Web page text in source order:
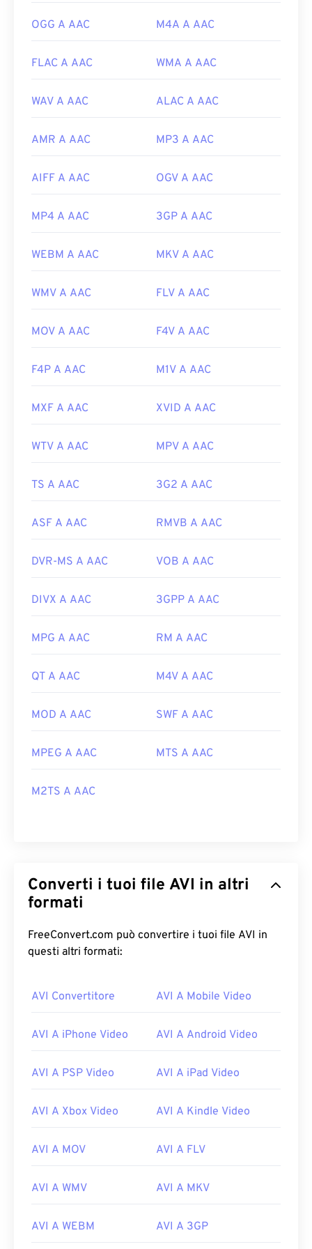
OGG A AAC M4A A AAC
FLAC A AAC WMA A AAC
WAV A AAC ALAC A AAC
AMR A AAC MP3 A AAC
AIFF A AAC OGV A AAC
MP4 A AAC 3GP A AAC
WEBM A AAC MKV A AAC
WMV A AAC FLV A AAC
MOV A AAC F4V A AAC
F4P A AAC M1V A AAC
MXF A AAC XVID A AAC
WTV A AAC MPV A AAC
TS A AAC 3G2 A AAC
ASF A AAC RMVB A AAC
DVR-MS A AAC VOB A AAC
DIVX A AAC 3GPP A AAC
MPG A AAC RM A AAC
QT A AAC M4V A AAC
MOD A AAC SWF A AAC
MPEG A AAC MTS A AAC
M2TS A AAC
Converti i tuoi file AVI in altri
formati
FreeConvert.com può convertire i tuoi file AVI in
questi altri formati:
AVI Convertitore AVI A Mobile Video
AVI A iPhone Video AVI A Android Video
AVI A PSP Video AVI A iPad Video
AVI A Xbox Video AVI A Kindle Video
AVI A MOV AVI A FLV
AVI A WMV AVI A MKV
AVI A WEBM AVI A 3GP